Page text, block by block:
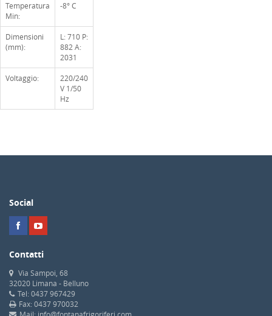
Temperatura
Min:
-8° C
Dimensioni
(mm):
L: 710 P:
882 A:
2031
Voltaggio:
220/240
V 1/50
Hz
Social
Contatti
Via Sampoi, 68
32020 Limana - Belluno
Tel: 0437 967429
Fax: 0437 970032